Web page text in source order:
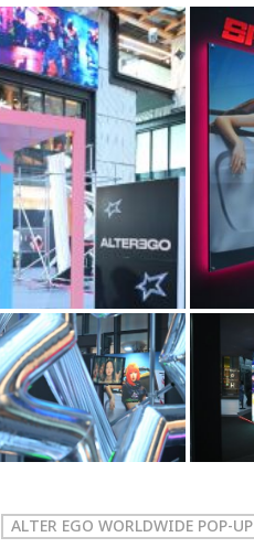
ALTER EGO WORLDWIDE POP-UP